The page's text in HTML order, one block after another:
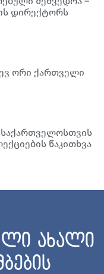
დირექტორს
ორი ქართველი
წაკითხვა
ახალი